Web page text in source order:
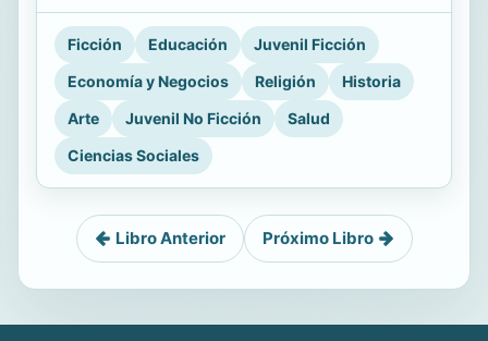
Ficción Educación
Juvenil Ficción
Economía y Negocios
Religión
Historia
Arte
Juvenil No Ficción
Salud
Ciencias Sociales
Libro Anterior Próximo Libro